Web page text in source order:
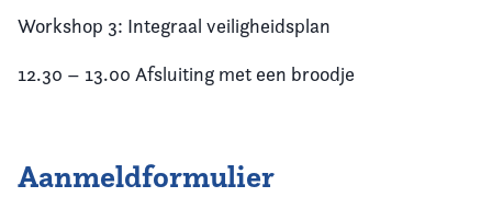
Workshop 3: Integraal veiligheidsplan
12.30 – 13.00 Afsluiting met een broodje
Aanmeldformulier